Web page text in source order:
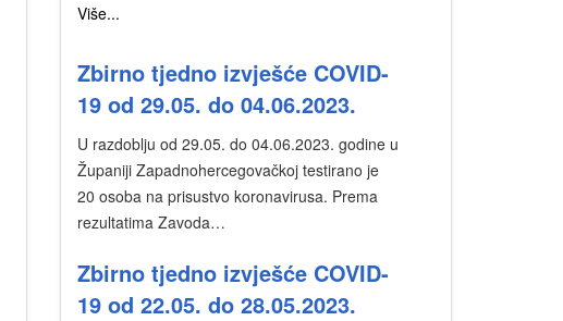
Više...
Zbirno tjedno izvješće COVID-
19 od 29.05. do 04.06.2023.
U razdoblju od 29.05. do 04.06.2023. godine u
Županiji Zapadnohercegovačkoj testirano je
20 osoba na prisustvo koronavirusa. Prema
rezultatima Zavoda…
Zbirno tjedno izvješće COVID-
19 od 22.05. do 28.05.2023.